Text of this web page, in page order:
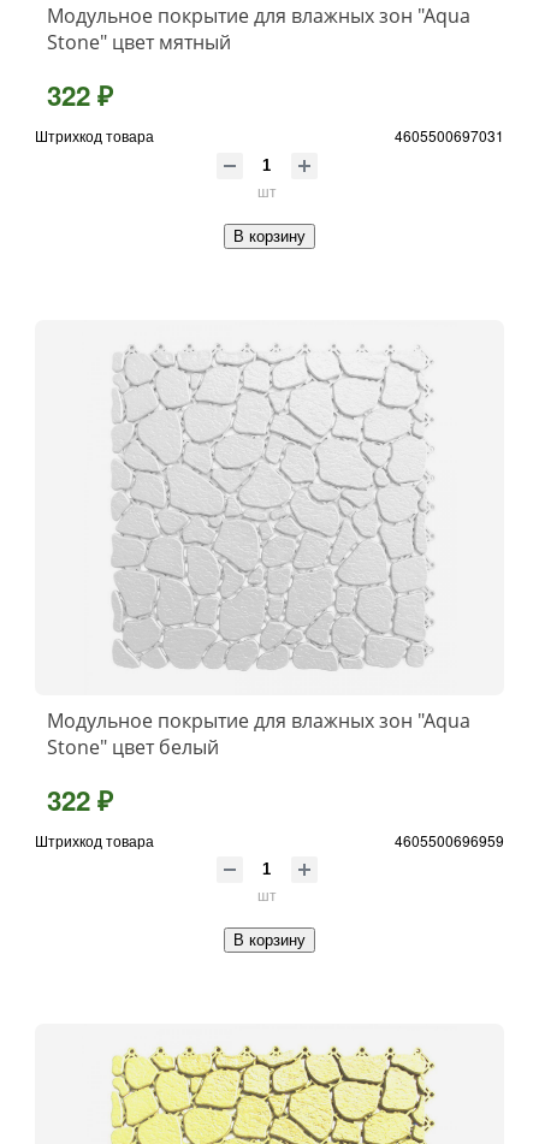
Модульное покрытие для влажных зон "Aqua
Stone" цвет мятный
322 ₽
Штрихкод товара 4605500697031
шт
В корзину
Модульное покрытие для влажных зон "Aqua
Stone" цвет белый
322 ₽
Штрихкод товара 4605500696959
шт
В корзину